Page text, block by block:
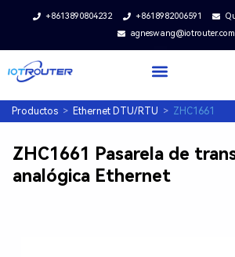
+8613890804232 +8618982006591
agneswang@iotrouter.com
Productos > Ethernet DTU/RTU > ZHC1661
ZHC1661 Pasarela de
analógica Ethernet